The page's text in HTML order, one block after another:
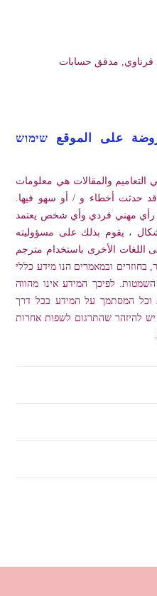
قرناوي, مدقق حسابات
على الموقع שימוש
التعاميم والمقالات هي معلومات
حدثت أخطاء و / أو سهو فيها.
رأي مهني فردي وأي شخص يعتمد
، يقوم بذلك على مسؤوليته
اللغات الأخرى باستخدام مترجم
ובמאמרים הנו מידע כללי
השמטות. לפיכך המידע אינו מהווה
וכל המסתמך על המידע בכל דרך
להיזהר שהתרגום לשפות אחרות